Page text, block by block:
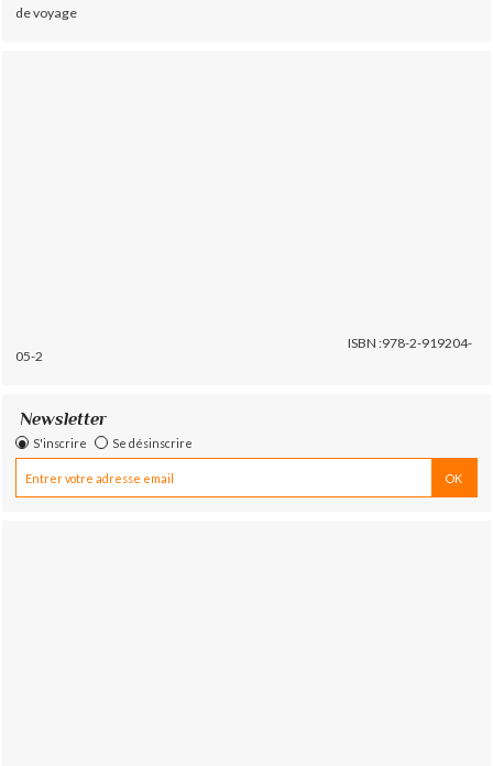
de voyage
ISBN :978-2-919204-
05-2
Newsletter
S'inscrire Se désinscrire